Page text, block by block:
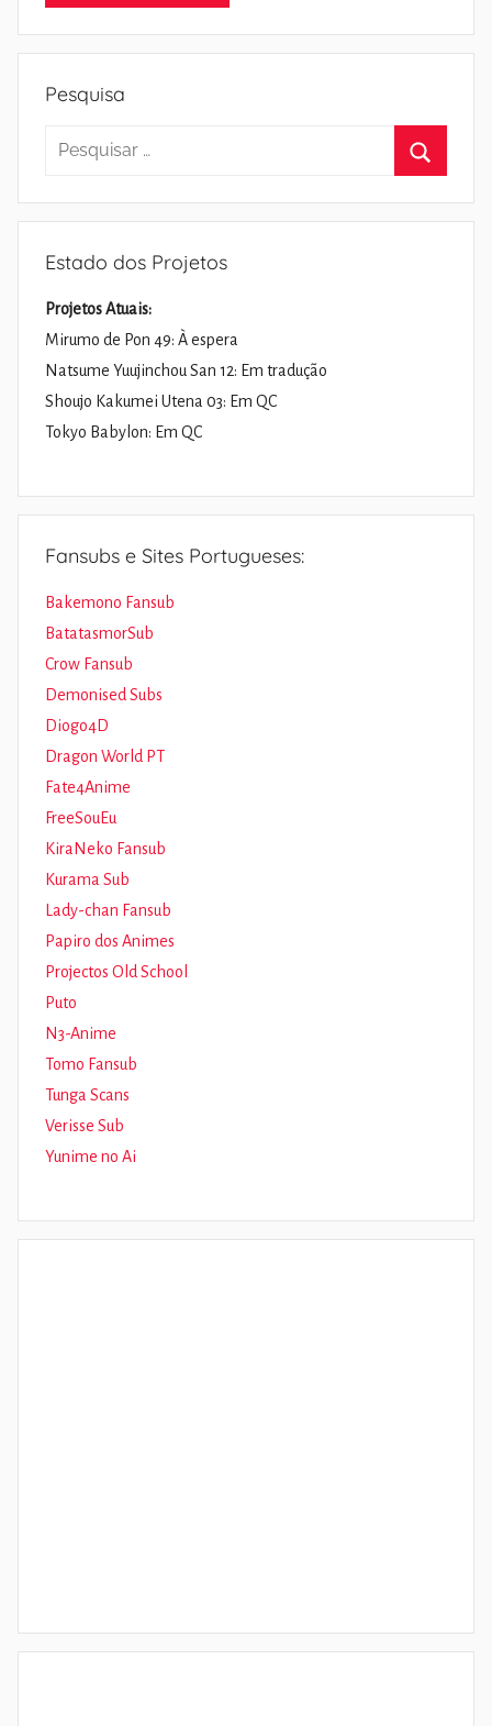
Pesquisa
Pesquisar
Estado dos Projetos
Projetos Atuais:
Mirumo de Pon 49: À espera
Natsume Yuujinchou San 12: Em tradução
Shoujo Kakumei Utena 03: Em QC
Tokyo Babylon: Em QC
Fansubs e Sites Portugueses:
Bakemono Fansub
BatatasmorSub
Crow Fansub
Demonised Subs
Diogo4D
Dragon World PT
Fate4Anime
FreeSouEu
KiraNeko Fansub
Kurama Sub
Lady-chan Fansub
Papiro dos Animes
Projectos Old School
Puto
N3-Anime
Tomo Fansub
Tunga Scans
Verisse Sub
Yunime no Ai